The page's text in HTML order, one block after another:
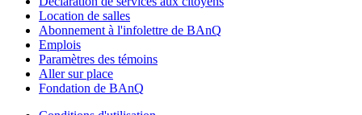
Location de salles
Abonnement à l'infolettre de BAnQ
Emplois
Paramètres des témoins
Aller sur place
Fondation de BAnQ